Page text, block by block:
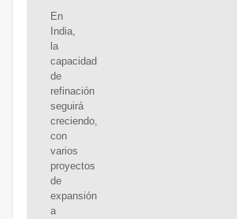
En
India,
la
capacidad
de
refinación
seguirá
creciendo,
con
varios
proyectos
de
expansión
a